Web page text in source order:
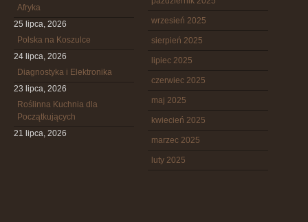
Afryka
25 lipca, 2026
Polska na Koszulce
24 lipca, 2026
Diagnostyka i Elektronika
23 lipca, 2026
Roślinna Kuchnia dla
Początkujących
21 lipca, 2026
wrzesień 2025
sierpień 2025
lipiec 2025
czerwiec 2025
maj 2025
kwiecień 2025
marzec 2025
luty 2025